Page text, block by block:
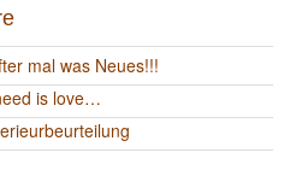
mal was Neues!!!
is love…